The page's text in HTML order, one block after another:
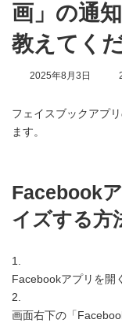
画」の通
教えてく
2025年8月3日
フェイスブックアプ
ます。
Facebook
イズする方
1.
Facebookアプリを開
2.
画面右下の「